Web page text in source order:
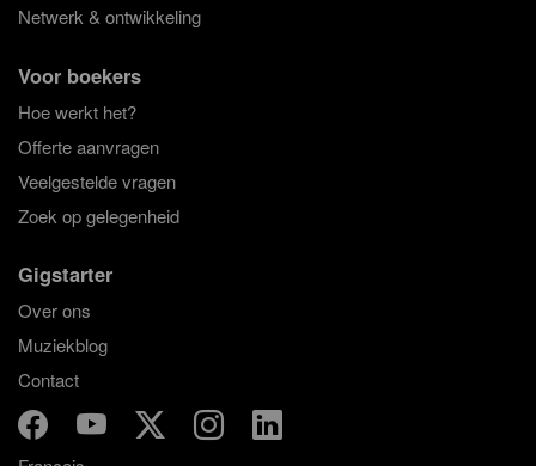
Netwerk & ontwikkeling
Voor boekers
Hoe werkt het?
Offerte aanvragen
Veelgestelde vragen
Zoek op gelegenheid
Gigstarter
Over ons
Muziekblog
Contact